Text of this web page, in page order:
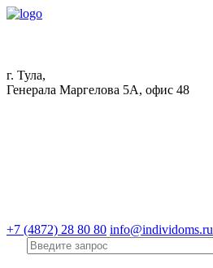
г. Тула,
Генерала Маргелова 5А, офис 48
+7 (4872) 28 80 80 info@individoms.ru